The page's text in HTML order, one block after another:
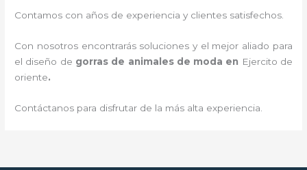
Contamos con años de experiencia y clientes satisfechos.
Con nosotros encontrarás soluciones y el mejor aliado para
el diseño de gorras de animales de moda en Ejercito de
oriente.
Contáctanos para disfrutar de la más alta experiencia.